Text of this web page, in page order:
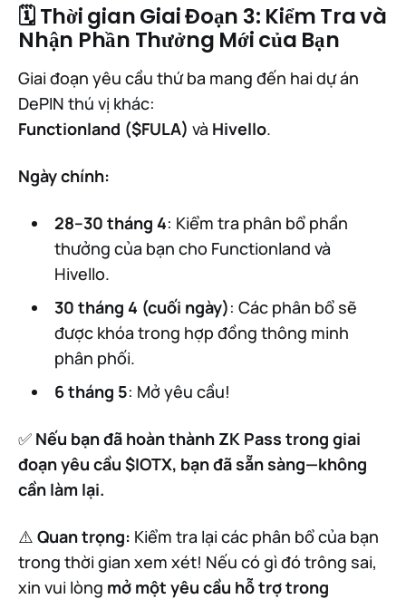
🗓 Thời gian Giai Đoạn 3: Kiểm Tra và
Nhận Phần Thưởng Mới của Bạn
Giai đoạn yêu cầu thứ ba mang đến hai dự án
DePIN thú vị khác:
Functionland ($FULA) và Hivello.
Ngày chính:
28–30 tháng 4: Kiểm tra phân bổ phần
thưởng của bạn cho Functionland và
Hivello.
30 tháng 4 (cuối ngày): Các phân bổ sẽ
được khóa trong hợp đồng thông minh
phân phối.
6 tháng 5: Mở yêu cầu!
✅ Nếu bạn đã hoàn thành ZK Pass trong giai
đoạn yêu cầu $IOTX, bạn đã sẵn sàng—không
cần làm lại.
⚠️ Quan trọng: Kiểm tra lại các phân bổ của bạn
trong thời gian xem xét! Nếu có gì đó trông sai,
xin vui lòng mở một yêu cầu hỗ trợ trong